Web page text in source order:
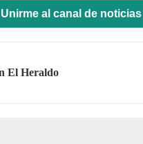
Unirme al canal de noticias
El Heraldo